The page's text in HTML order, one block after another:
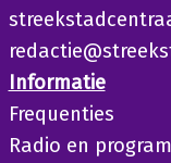
Informatie
Frequenties
Radio en